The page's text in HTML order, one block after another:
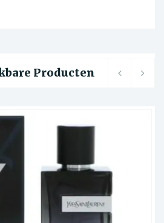
Producten